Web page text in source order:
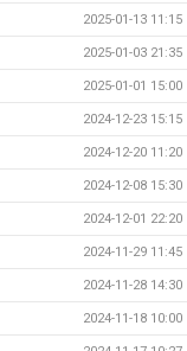
2025-01-13 11:15
2025-01-03 21:35
2025-01-01 15:00
2024-12-23 15:15
2024-12-20 11:20
2024-12-08 15:30
2024-12-01 22:20
2024-11-29 11:45
2024-11-28 14:30
2024-11-18 10:00